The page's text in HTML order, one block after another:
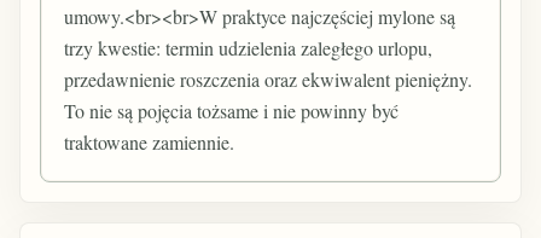
umowy.<br><br>W praktyce najczęściej mylone są
trzy kwestie: termin udzielenia zaległego urlopu,
przedawnienie roszczenia oraz ekwiwalent pieniężny.
To nie są pojęcia tożsame i nie powinny być
traktowane zamiennie.